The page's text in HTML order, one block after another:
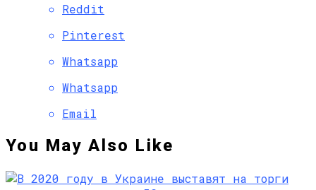
Reddit
Pinterest
Whatsapp
Whatsapp
Email
You May Also Like